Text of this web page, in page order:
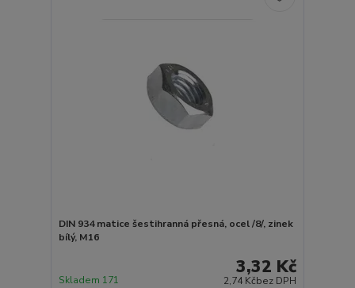
DIN 934 matice šestihranná přesná, ocel /8/, zinek
bílý, M16
3,32 Kč
2,74 Kčbez DPH
Skladem 171